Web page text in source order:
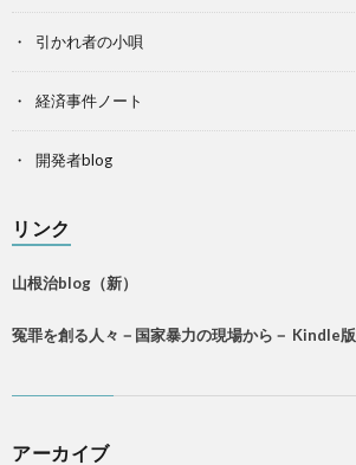
引かれ者の小唄
経済事件ノート
開発者blog
リンク
山根治blog（新）
冤罪を創る人々－国家暴力の現場から－ Kindle版
アーカイブ